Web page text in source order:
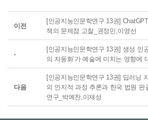
이전
[인공지능인문학연구 13권]
책의 문제점 고찰_권정민,이영선
-
[인공지능인문학연구 13권] 생성 인
의 자동화’가 예술에 미치는 영향에
다음
[인공지능인문학연구 13권] 딥러닝
의 인지적 과정 추론과 한국 법원 판
연구_박예찬,이재성